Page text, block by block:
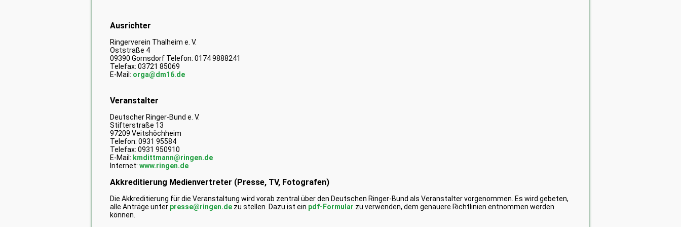
Ausrichter
Ringerverein Thalheim e. V.
Oststraße 4
09390 Gornsdorf Telefon: 0174 9888241
Telefax: 03721 85069
E-Mail: orga@dm16.de
Veranstalter
Deutscher Ringer-Bund e. V.
Stifterstraße 13
97209 Veitshöchheim
Telefon: 0931 95584
Telefax: 0931 950910
E-Mail: kmdittmann@ringen.de
Internet: www.ringen.de
Akkreditierung Medienvertreter (Presse, TV, Fotografen)
Die Akkreditierung für die Veranstaltung wird vorab zentral über den Deutschen Ringer-Bund als Veranstalter vorgenommen. Es wird gebeten,
alle Anträge unter presse@ringen.de zu stellen. Dazu ist ein pdf-Formular zu verwenden, dem genauere Richtlinien entnommen werden
können.